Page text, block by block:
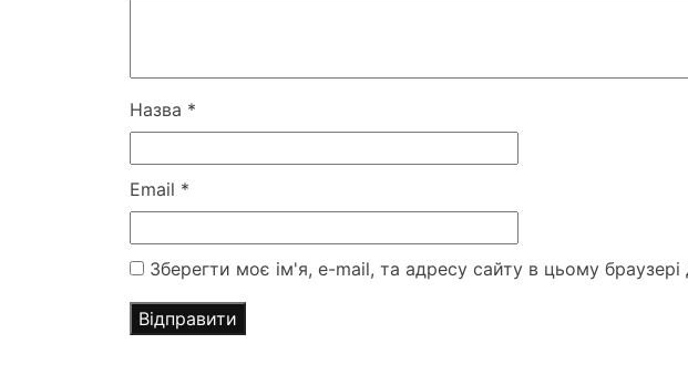
Назва *
Email *
Зберегти моє ім'я, e-mail, та адресу сайту в цьому